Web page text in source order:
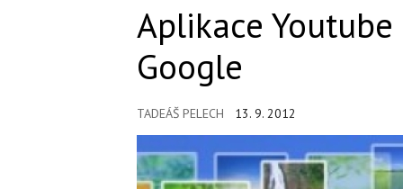
Aplikace
Google
TADEÁŠ PELECH 13. 9. 2012